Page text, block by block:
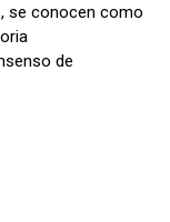
se conocen como
de